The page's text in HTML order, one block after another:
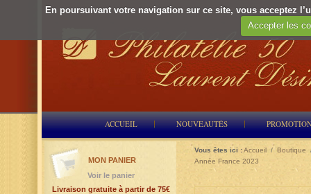
En poursuivant votre navigation sur ce site, vous acceptez
Accepter les
ACCUEIL NOUVEAUTÉS
Vous êtes ici :Accueil / Boutique
Année France 2023
MON PANIER
Voir le panier
Livraison gratuite à partir de 75€